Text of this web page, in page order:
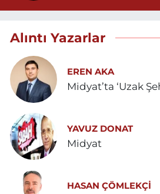
Alıntı Yazarlar
EREN AKA
Midyat’ta ‘Uzak
YAVUZ DONAT
Midyat
HASAN ÇÖMLEKÇİ